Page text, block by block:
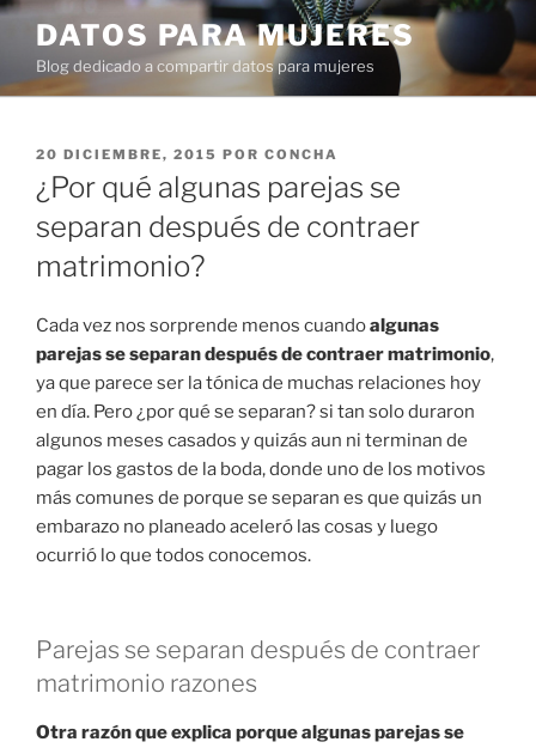
Ir
contenido
DATOS PARA MUJERES
Blog dedicado a compartir datos para mujeres
PUBLICADO
EN
20 DICIEMBRE, 2015 POR CONCHA
¿Por qué algunas parejas se
separan después de contraer
matrimonio?
Cada vez nos sorprende menos cuandoalgunas
parejas se separan después de contraer matrimonio,
ya que parece ser la tónica de muchas relaciones hoy
en día. Pero ¿por qué se separan? si tan solo duraron
algunos meses casados y quizás aun ni terminan de
pagar los gastos de la boda, donde uno de los motivos
más comunes de porque se separan es que quizás un
embarazo no planeado aceleró las cosas y luego
ocurrió lo que todos conocemos.
Parejas se separan después de contraer
matrimonio razones
Otra razón que explica porque algunas parejas se